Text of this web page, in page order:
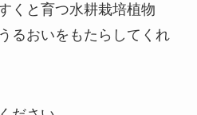
くと育つ水耕栽培植物
るおいをもたらしてくれ